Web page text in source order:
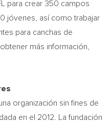
para crear 350 campos
jóvenes, así como trabajar
para canchas de
más información,
organización sin fines de
en el 2012. La fundación